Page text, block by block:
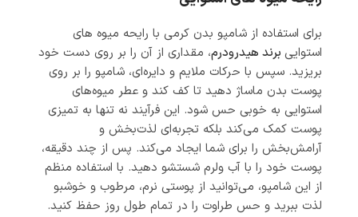
برای استفاده از شامپو بدن کرمی با رایحه میوه های
استوایی برند هیدرودرم، مقداری از آن را بر روی دست خود
بریزید. سپس با حرکات ملایم و دایره‌ای، شامپو را بر روی
پوست بدن ماساژ دهید تا کف کند و عطر میوه‌های
استوایی به خوبی حس شود. این فرآیند نه تنها به تمیزی
پوست کمک می‌کند بلکه تجربه‌ای لذت‌بخش و
آرامش‌بخش را برای شما ایجاد می‌کند. پس از چند دقیقه،
پوست خود را با آب ولرم شستشو دهید. با استفاده منظم
از این شامپو، می‌توانید از پوستی نرم، مرطوب و خوشبو
لذت ببرید و حس طراوت را در تمام طول روز حفظ کنید.